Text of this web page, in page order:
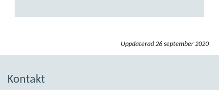
Uppdaterad 26 september 2020
Kontakt